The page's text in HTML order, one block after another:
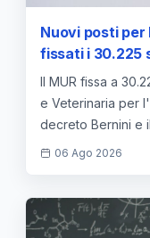
Nuovi posti
fissati i 30.225
2026/2027
Il MUR fissa a
e Veterinaria per
decreto Bernini e
06 Ago 2026